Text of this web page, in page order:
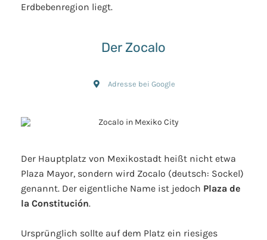
Erdbebenregion liegt.
Der Zocalo
Adresse bei Google
Der Hauptplatz von Mexikostadt heißt nicht etwa
Plaza Mayor, sondern wird Zocalo (deutsch: Sockel)
genannt. Der eigentliche Name ist jedoch Plaza de
la Constitución.
Ursprünglich sollte auf dem Platz ein riesiges